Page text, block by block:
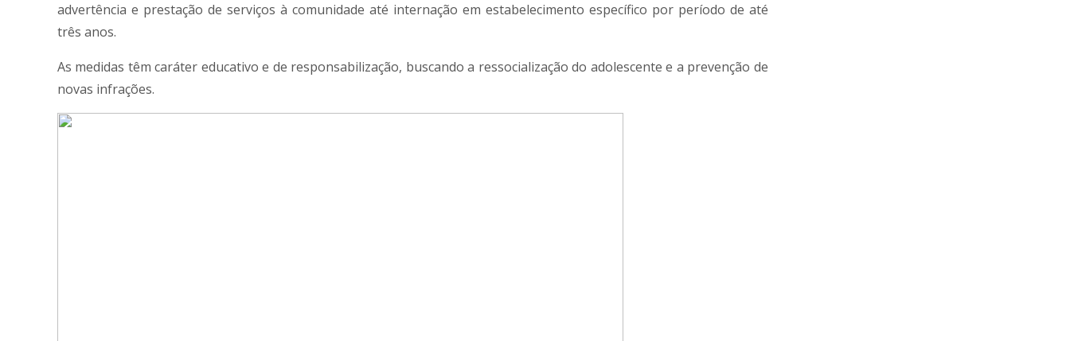
advertência e prestação de serviços à comunidade até internação em estabelecimento específico por período de até
três anos.
As medidas têm caráter educativo e de responsabilização, buscando a ressocialização do adolescente e a prevenção de
novas infrações.